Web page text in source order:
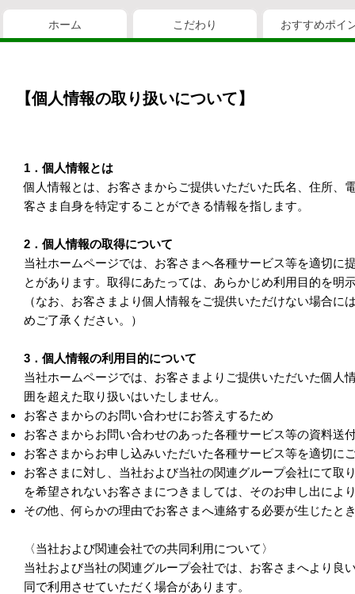
ホーム こだわり おすすめポイ
【個人情報の取り扱いについて】
1．個人情報とは
個人情報とは、お客さまからご提供いただいた氏名、住所、
客さま自身を特定することができる情報を指します。
2．個人情報の取得について
当社ホームページでは、お客さまへ各種サービス等を適切
とがあります。取得にあたっては、あらかじめ利用目的を明
（なお、お客さまより個人情報をご提供いただけない場合
めご了承ください。）
3．個人情報の利用目的について
当社ホームページでは、お客さまよりご提供いただいた個
囲を超えた取り扱いはいたしません。
お客さまからのお問い合わせにお答えするため
お客さまからお問い合わせのあった各種サービス等の資料送
お客さまからお申し込みいただいた各種サービス等を適切に
お客さまに対し、当社および当社の関連グループ会社にて
を希望されないお客さまにつきましては、そのお申し出によ
その他、何らかの理由でお客さまへ連絡する必要が生じたと
〈当社および関連会社での共同利用について〉
当社および当社の関連グループ会社では、お客さまへより
同で利用させていただく場合があります。